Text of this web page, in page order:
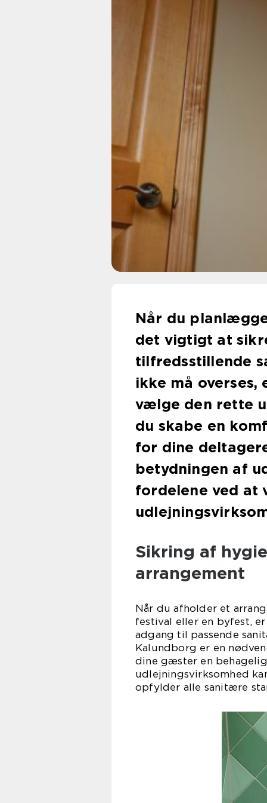
Når du
det vigtigt at
tilfredsstillende
ikke må
vælge den rette
du skabe en
for dine
betydningen af
fordelene ved at
Sikring af
arrangement
Når du afholder et
festival eller en byfest,
adgang til passende
Kalundborg er en
dine gæster en
udlejningsvirksomhed
opfylder alle sanitære